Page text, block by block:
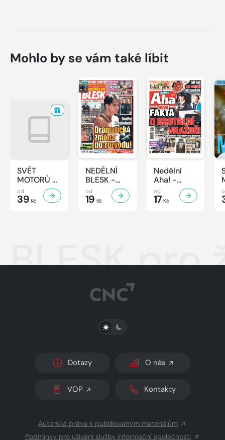
Mohlo by se vám také líbit
SVĚT
MOTORŮ -
33/2026
od
39 Kč
NEDĚLNÍ
BLESK -
32/2026
od
19 Kč
Nedělní
Aha! -
32/2026
od
17Kč
BLESK
PŘEPNOUT SVĚTLÝ/TMAVÝ REŽIM
Dotazy O nás
VOP Kontakty
Autorská práva k publikovaným materiálům
Podmínky pro užívání služby informační společnosti